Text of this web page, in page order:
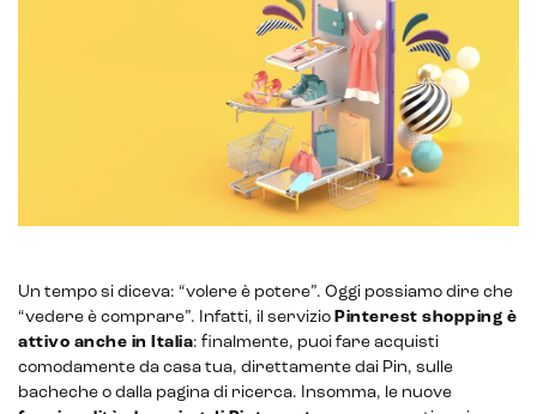
E-commerce solutions
E-commerce management
Marketplace integration
Payment gateway integration
Un tempo si diceva: “volere è potere”. Oggi possiamo dire che
“vedere è comprare”. Infatti, il servizio Pinterest shopping è
attivo anche in Italia: finalmente, puoi fare acquisti
comodamente da casa tua, direttamente dai Pin, sulle
bacheche o dalla pagina di ricerca. Insomma, le nuove